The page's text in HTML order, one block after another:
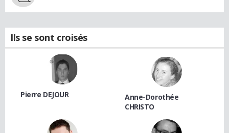
Ils se sont croisés
Pierre DEJOUR
Anne-Dorothée
CHRISTO